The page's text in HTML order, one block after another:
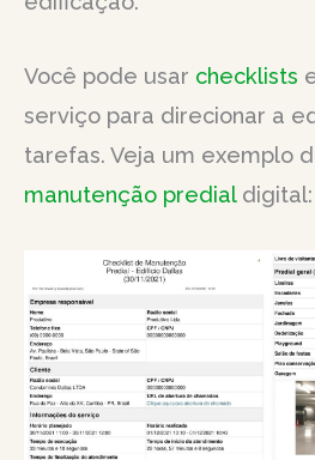
Você pode usar checklists
serviço para direcionar a
tarefas. Veja um exemplo
manutenção predialdigital: